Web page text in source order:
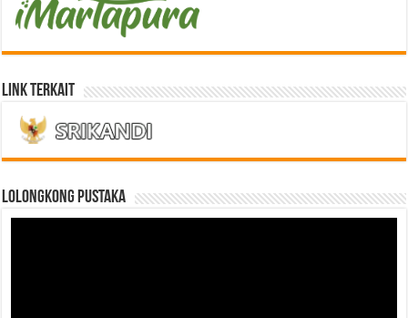
Link Terkait
LOLONGKONG PUSTAKA